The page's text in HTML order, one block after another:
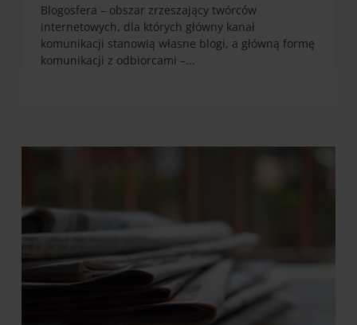
Blogosfera – obszar zrzeszający twórców
internetowych, dla których główny kanał
komunikacji stanowią własne blogi, a główną formę
komunikacji z odbiorcami –...